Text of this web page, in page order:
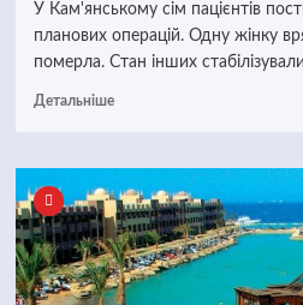
У Кам'янському сім пацієнтів
планових операцій. Одну жінку
померла. Стан інших
Детальніше